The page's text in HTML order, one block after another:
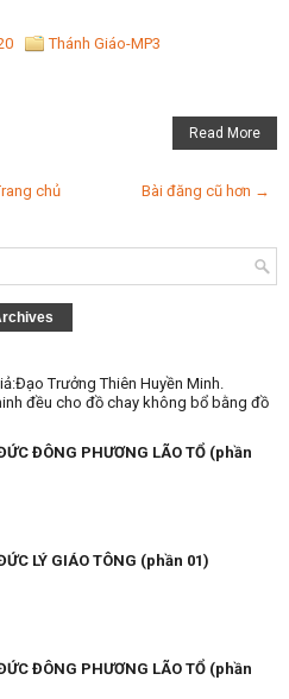
Thánh Giáo-MP3
Read More
Bài đăng cũ hơn →
chủ
Trưởng Thiên Huyền Minh.
đều cho đồ chay không bổ bằng đồ
ĐÔNG PHƯƠNG LÃO TỔ (phần
LÝ GIÁO TÔNG (phần 01)
ĐÔNG PHƯƠNG LÃO TỔ (phần